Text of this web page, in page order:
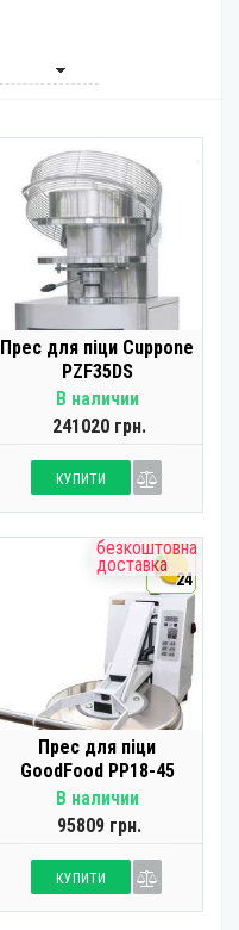
Прес для піци Cuppone
PZF35DS
В наличии
241020 грн.
КУПИТИ
безкоштовна
доставка
24
Прес для піци
GoodFood PP18-45
В наличии
95809 грн.
КУПИТИ